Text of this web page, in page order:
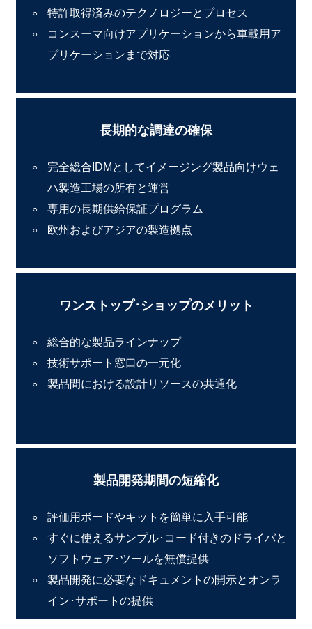
特許取得済みのテクノロジーとプロセス
コンスーマ向けアプリケーションから車載用ア
プリケーションまで対応
長期的な調達の確保
完全総合IDMとしてイメージング製品向けウェ
ハ製造工場の所有と運営
専用の長期供給保証プログラム
欧州およびアジアの製造拠点
ワンストップ･ショップのメリット
総合的な製品ラインナップ
技術サポート窓口の一元化
製品間における設計リソースの共通化
製品開発期間の短縮化
評価用ボードやキットを簡単に入手可能
すぐに使えるサンプル･コード付きのドライバと
ソフトウェア･ツールを無償提供
製品開発に必要なドキュメントの開示とオンラ
イン･サポートの提供